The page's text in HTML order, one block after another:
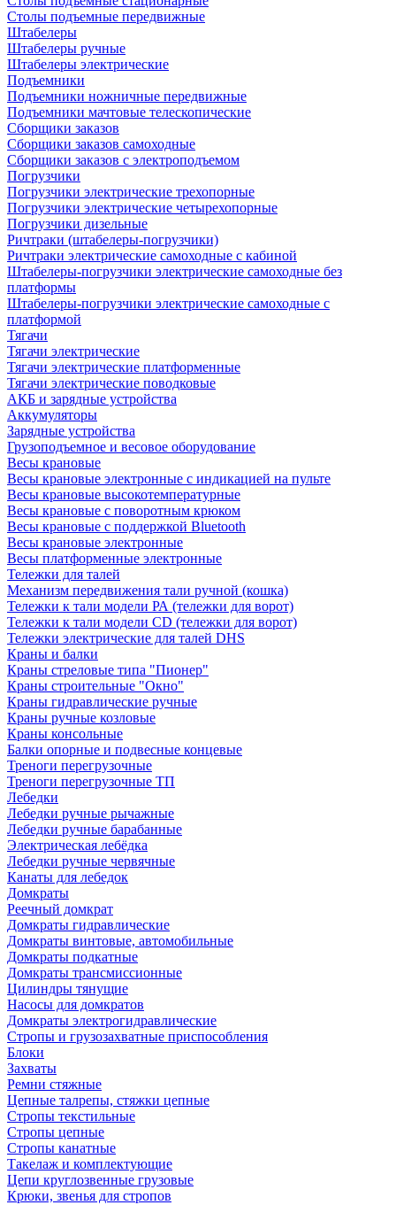
Столы подъемные передвижные
Штабелеры
Штабелеры ручные
Штабелеры электрические
Подъемники
Подъемники ножничные передвижные
Подъемники мачтовые телескопические
Сборщики заказов
Сборщики заказов самоходные
Сборщики заказов с электроподъемом
Погрузчики
Погрузчики электрические трехопорные
Погрузчики электрические четырехопорные
Погрузчики дизельные
Ричтраки (штабелеры-погрузчики)
Ричтраки электрические самоходные с кабиной
Штабелеры-погрузчики электрические самоходные без
платформы
Штабелеры-погрузчики электрические самоходные с
платформой
Тягачи
Тягачи электрические
Тягачи электрические платформенные
Тягачи электрические поводковые
АКБ и зарядные устройства
Аккумуляторы
Зарядные устройства
Грузоподъемное и весовое оборудование
Весы крановые
Весы крановые электронные с индикацией на пульте
Весы крановые высокотемпературные
Весы крановые с поворотным крюком
Весы крановые с поддержкой Bluetooth
Весы крановые электронные
Весы платформенные электронные
Тележки для талей
Механизм передвижения тали ручной (кошка)
Тележки к тали модели РА (тележки для ворот)
Тележки к тали модели CD (тележки для ворот)
Тележки электрические для талей DHS
Краны и балки
Краны стреловые типа "Пионер"
Краны строительные "Окно"
Краны гидравлические ручные
Краны ручные козловые
Краны консольные
Балки опорные и подвесные концевые
Треноги перегрузочные
Треноги перегрузочные ТП
Лебедки
Лебедки ручные рычажные
Лебедки ручные барабанные
Электрическая лебёдка
Лебедки ручные червячные
Канаты для лебедок
Домкраты
Реечный домкрат
Домкраты гидравлические
Домкраты винтовые, автомобильные
Домкраты подкатные
Домкраты трансмиссионные
Цилиндры тянущие
Насосы для домкратов
Домкраты электрогидравлические
Стропы и грузозахватные приспособления
Блоки
Захваты
Ремни стяжные
Цепные талрепы, стяжки цепные
Стропы текстильные
Стропы цепные
Стропы канатные
Такелаж и комплектующие
Цепи круглозвенные грузовые
Крюки, звенья для стропов